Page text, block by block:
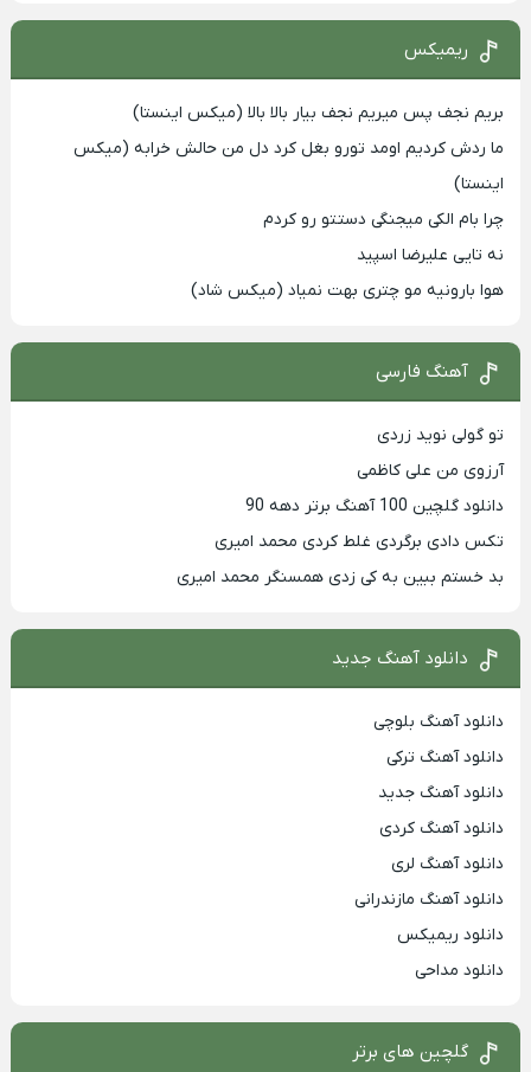
ریمیکس
بریم نجف پس میریم نجف بیار بالا بالا (میکس اینستا)
ما ردش کردیم اومد تورو بغل کرد دل من حالش خرابه (میکس
اینستا)
چرا بام الکی میجنگی دستتو رو کردم
نه تایی علیرضا اسپید
هوا بارونیه مو چتری بهت نمیاد (میکس شاد)
آهنگ فارسی
تو گولی نوید زردی
آرزوی من علی کاظمی
دانلود گلچین 100 آهنگ برتر دهه 90
تکس دادی برگردی غلط کردی محمد امیری
بد خستم ببین به کی زدی همسنگر محمد امیری
دانلود آهنگ جدید
دانلود آهنگ بلوچی
دانلود آهنگ ترکی
دانلود آهنگ جدید
دانلود آهنگ کردی
دانلود آهنگ لری
دانلود آهنگ مازندرانی
دانلود ریمیکس
دانلود مداحی
گلچین های برتر